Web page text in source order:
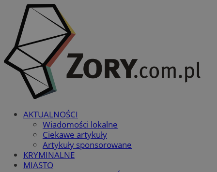
AKTUALNOŚCI
Wiadomości lokalne
Ciekawe artykuły
Artykuły sponsorowane
KRYMINALNE
MIASTO